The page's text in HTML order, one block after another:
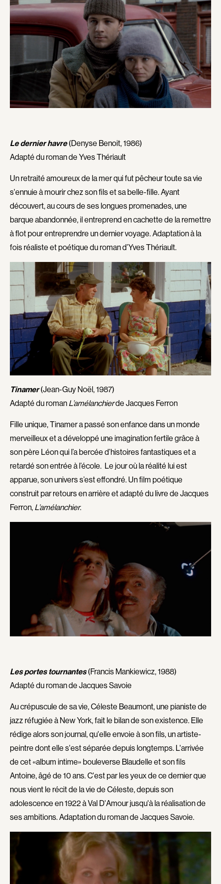
Gagné Jacques
Gagné Jeannine
Gagné Serge
Gagnon Dominic
Gagnon Philippe
Gagnon Claude
Gagnon Diane
Galiero Simon
Gan Emily
Gang Pierre
Garceau Raymond
Garcia Eugene
Gariepy Jean-Pierre
Gasbarro Dario
Gautier Philippe
Gazé Patrick
Gélinas Gratien
Gélinas Yves
Gibbons Rodney
Gignac Éric
Gillard Stuart
Gilmore Danny
Girard Hélène
Giroux Maxime
Giroux Yan
Gladu André
Godbout Jacques
Godbout Benoit
Godbout Louis
Godin Olivier
Godron Sébastien
Goldstein Allan A.
Gosselin Bernard
Goudreau Richard
Goulet Stella
Goupil Pierre
Green Martin
Grégoire Philippe
Grenier Marc S.
Greyson John
Gros d'Aillon Jean-François
Guèvremont Paul
Guiguet Jean-Claude
Guit Graham
Hanley Jim
Harel Pierre
Hazlett John
He Xiaodan
Hébert Patrick
Hébert Bernar
Heffron Richard T.
Hivon Julie
Hoe Hunt
Hood Kit
Hopkins Stephen
Hoss-Desmarais Emanuel
Houde Harrison
Houle Pierre
Howe John
Huard Patrick
Hussain Karim
Ireland Ian
Isacsson Magnus
Ivalu Madeleine
Jackson Douglas
Jaeckin Just
Jamain Patrick
James Dominic
Jerkovic Katherine
Jetté Michel
Jiménez Mary
Johns Tara
Johnson Evan
Films, personnes, entrevues, bandes annonces ...
Le dernier havre(Denyse Benoit, 1986)
Adapté du roman de Yves Thériault
Un retraité amoureux de la mer qui fut pêcheur toute sa vie
s'ennuie à mourir chez son fils et sa belle-fille. Ayant
découvert, au cours de ses longues promenades, une
barque abandonnée, il entreprend en cachette de la remettre
à flot pour entreprendre un dernier voyage. Adaptation à la
fois réaliste et poétique du roman d’Yves Thériault.
Tinamer(Jean-Guy Noël, 1987)
Adapté du roman L’amélanchierde Jacques Ferron
Fille unique, Tinamer a passé son enfance dans un monde
merveilleux et a développé une imagination fertile grâce à
son père Léon qui l’a bercée d’histoires fantastiques et a
retardé son entrée à l’école. Le jour où la réalité lui est
apparue, son univers s’est effondré. Un film poétique
construit par retours en arrière et adapté du livre de Jacques
Ferron, L’amélanchier.
Les portes tournantes(Francis Mankiewicz, 1988)
Adapté du roman de Jacques Savoie
Au crépuscule de sa vie, Céleste Beaumont, une pianiste de
jazz réfugiée à New York, fait le bilan de son existence. Elle
rédige alors son journal, qu'elle envoie à son fils, un artiste-
peintre dont elle s'est séparée depuis longtemps. L'arrivée
de cet «album intime» bouleverse Blaudelle et son fils
Antoine, âgé de 10 ans. C'est par les yeux de ce dernier que
nous vient le récit de la vie de Céleste, depuis son
adolescence en 1922 à Val D'Amour jusqu'à la réalisation de
ses ambitions. Adaptation du roman de Jacques Savoie.